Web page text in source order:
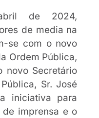
de 2024,
de media na
se com o novo
Ordem Pública,
novo Secretário
Sr. José
iniciativa para
imprensa e o